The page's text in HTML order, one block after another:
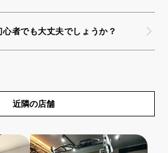
者でも大丈夫でしょうか？
近隣の店舗